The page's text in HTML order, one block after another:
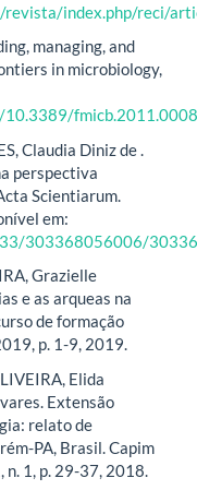
index.php/reci/
managing, and
in microbiology,
Claudia Diniz de .
perspectiva
Scientiarum.
em:
303368056006/
Grazielle
e as arqueas na
de formação
p. 1-9, 2019.
Elida
Extensão
relato de
PA, Brasil. Capim
n. 1, p. 29-37, 2018.